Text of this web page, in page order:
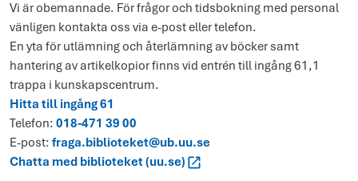
Vi är obemannade. För frågor och tidsbokning med personal
vänligen kontakta oss via e-post eller telefon.
En yta för utlämning och återlämning av böcker samt
hantering av artikelkopior finns vid entrén till ingång 61,1
trappa i kunskapscentrum.
Hitta till ingång 61
Telefon: 018-471 39 00
E-post: fraga.biblioteket@ub.uu.se
Chatta med biblioteket (uu.se)